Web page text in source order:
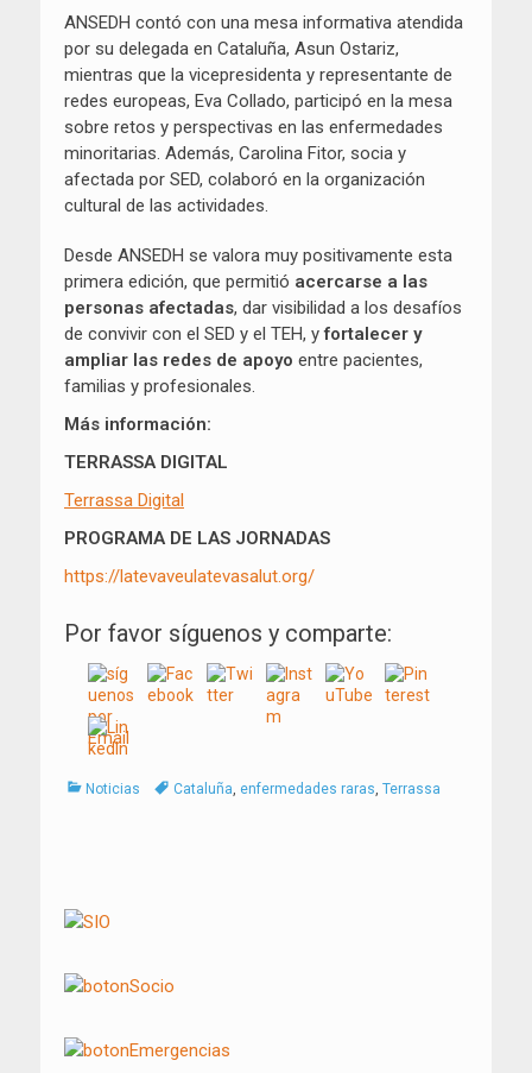
ANSEDH contó con una mesa informativa atendida
por su delegada en Cataluña, Asun Ostariz,
mientras que la vicepresidenta y representante de
redes europeas, Eva Collado, participó en la mesa
sobre retos y perspectivas en las enfermedades
minoritarias. Además, Carolina Fitor, socia y
afectada por SED, colaboró en la organización
cultural de las actividades.
Desde ANSEDH se valora muy positivamente esta
primera edición, que permitió acercarse a las
personas afectadas, dar visibilidad a los desafíos
de convivir con el SED y el TEH, yfortalecer y
ampliar las redes de apoyo entre pacientes,
familias y profesionales.
Más información:
TERRASSA DIGITAL
Terrassa Digital
PROGRAMA DE LAS JORNADAS
https://latevaveulatevasalut.org/
Por favor síguenos y comparte:
Categorías
Noticias TagsCataluña enfermedades raras Terrassa
entradas